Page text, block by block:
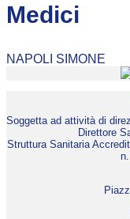
Medici
NAPOLI SIMONE
Soggetta ad attività di
Direttore
Struttura Sanitaria